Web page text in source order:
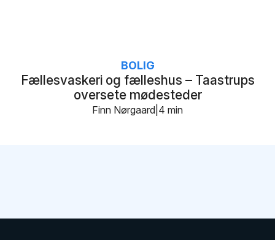
Fællesvaskeri og fælleshus – Taastrups
oversete mødesteder
BOLIG
4 min
Finn Nørgaard